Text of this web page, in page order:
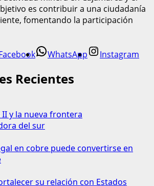
es contribuir a una ciudadanía
fomentando la participación
WhatsApp Instagram
Recientes
II y la nueva frontera
del sur
en cobre puede convertirse en
su relación con Estados